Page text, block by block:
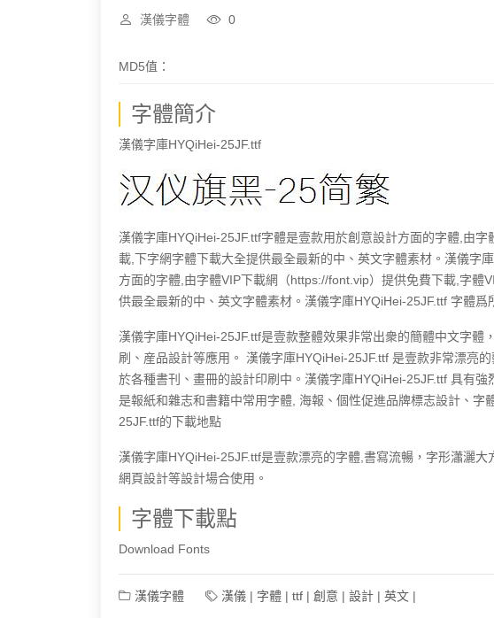
漢儀字體 0
MD5值：
字體簡介
漢儀字庫HYQiHei-25JF.ttf
漢儀字庫HYQiHei-25JF.ttf字體是壹款用於創意設計方面的字體,由
載,下字網字體下載大全提供最全最新的中、英文字體素材。漢儀字
方面的字體,由字體VIP下載網（https://font.vip）提供免費下載,字體
供最全最新的中、英文字體素材。漢儀字庫HYQiHei-25JF.ttf 字體爲
漢儀字庫HYQiHei-25JF.ttf是壹款整體效果非常出衆的簡體中文字體
刷、産品設計等應用。 漢儀字庫HYQiHei-25JF.ttf 是壹款非常漂亮
於各種書刊、畫冊的設計印刷中。漢儀字庫HYQiHei-25JF.ttf 具有
是報紙和雜志和書籍中常用字體, 海報、個性促進品牌標志設計、字
25JF.ttf的下載地點
漢儀字庫HYQiHei-25JF.ttf是壹款漂亮的字體,書寫流暢，字形瀟灑大
網頁設計等設計場合使用。
字體下載點
Download Fonts
漢儀字體 漢儀 | 字體 | ttf | 創意 | 設計 | 英文 |